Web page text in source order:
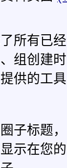
所有已
组创建
供的工
子标题
示在您